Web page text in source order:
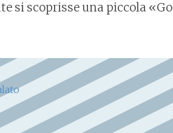
si scoprisse una piccola